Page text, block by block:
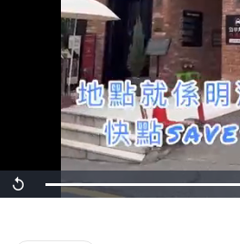
Replay Loaded:
100.00%